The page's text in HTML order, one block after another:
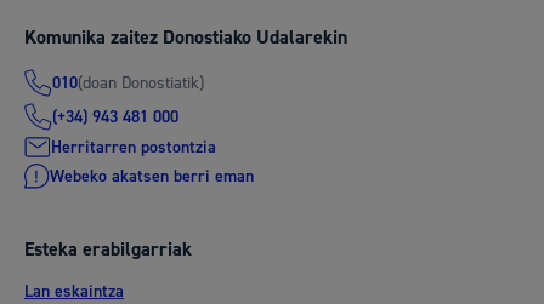
Komunika zaitez Donostiako Udalarekin
010(doan Donostiatik)
(+34) 943 481 000
Herritarren postontzia
Webeko akatsen berri eman
Esteka erabilgarriak
Lan eskaintza